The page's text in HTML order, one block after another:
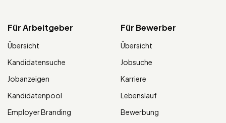
Für Arbeitgeber
Übersicht
Kandidatensuche
Jobanzeigen
Kandidatenpool
Employer Branding
Für Bewerber
Übersicht
Jobsuche
Karriere
Lebenslauf
Bewerbung